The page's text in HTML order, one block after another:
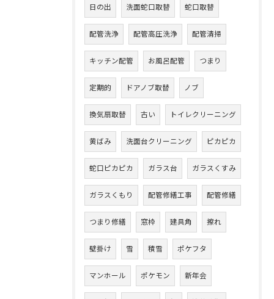
日の出 洗面蛇口取替 蛇口取替
配管洗浄 配管高圧洗浄 配管清掃
キッチン配管 お風呂配管 つまり
定期的 ドアノブ取替 ノブ
換気扇取替 古い トイレクリーニング
黄ばみ 洗面台クリーニング ピカピカ
蛇口ピカピカ ガラス台 ガラスくすみ
ガラスくもり 配管修繕工事 配管修繕
つまり修繕 窓枠 建具角 擦れ
壁掛け 雪 積雪 ポケフタ
マンホール ポケモン 新年会